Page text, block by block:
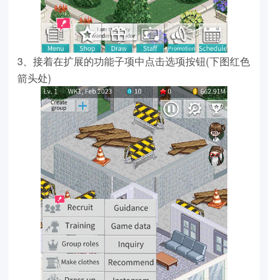
3、接着在扩展的功能子项中点击选项按钮(下图红色
箭头处)